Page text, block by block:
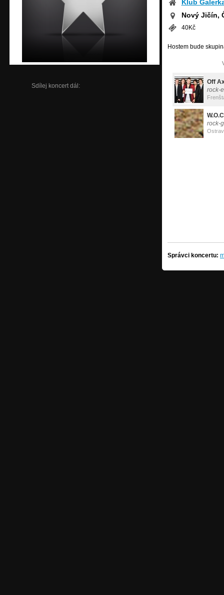
Sdílej koncert dál:
Klub
Nový Jičín,
40Kč
Hostem bude
Off
rock-
rock-
Správci koncertu: